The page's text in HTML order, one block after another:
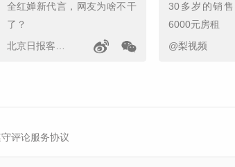
全红婵新代言，网友为啥不干
了？
30多岁的销
6000元房租
@梨视频
评论服务协议